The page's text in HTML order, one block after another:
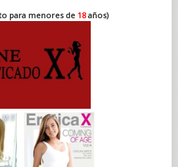
para menores de 18años)